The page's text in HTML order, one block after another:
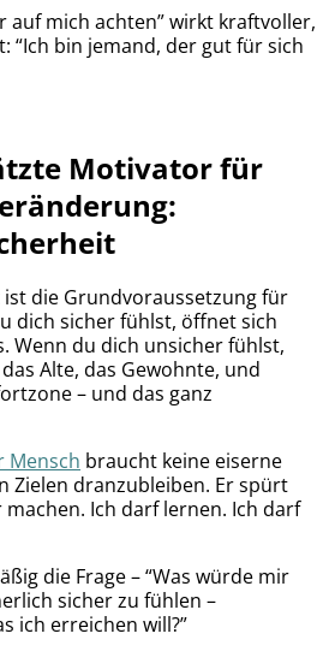
auf mich achten” wirkt kraftvoller,
“Ich bin jemand, der gut für sich
Motivator für
die Grundvoraussetzung für
dich sicher fühlst, öffnet sich
Wenn du dich unsicher fühlst,
Alte, das Gewohnte, und
– und das ganz
Mensch braucht keine eiserne
Zielen dranzubleiben. Er spürt
Ich darf lernen. Ich darf
die Frage – “Was würde mir
sicher zu fühlen –
ich erreichen will?”